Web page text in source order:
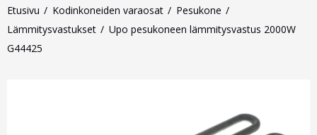
Etusivu Kodinkoneiden varaosat
Pesukone
Lämmitysvastukset
Upo pesukoneen lämmitysvastus 2000W
G44425